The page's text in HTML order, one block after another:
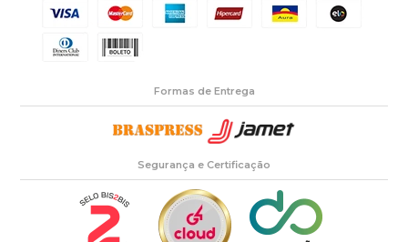
Formas de Entrega
Segurança e Certificação